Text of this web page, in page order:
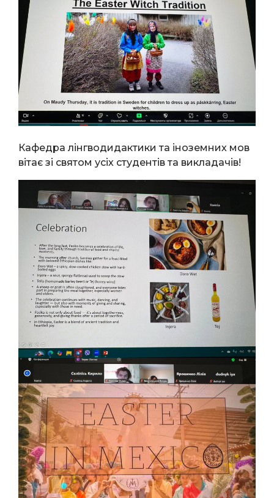
Кафедра лінгводидактики та іноземних мов
вітає зі святом усіх студентів та викладачів!